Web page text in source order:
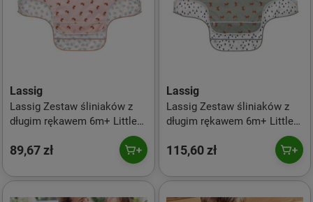
Lassig
Lassig Zestaw śliniaków z
długim rękawem 6m+ Little
89,67 zł
Lassig
Lassig Zestaw śliniaków z
długim rękawem 6m+ Little
115,60 zł